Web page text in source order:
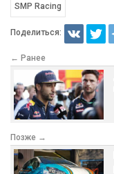
SMP Racing
Поделиться:
← Ранее
Позже →